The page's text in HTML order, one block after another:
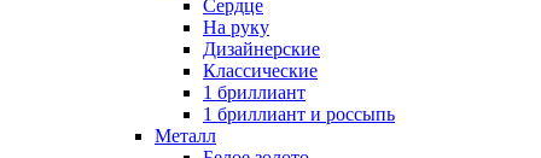
Сердце
На руку
Дизайнерские
Классические
1 бриллиант
1 бриллиант и россыпь
Металл